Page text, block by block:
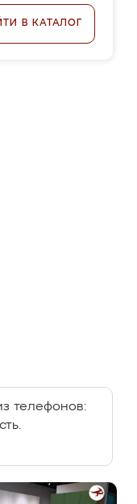
В КАТАЛОГ
телефонов: